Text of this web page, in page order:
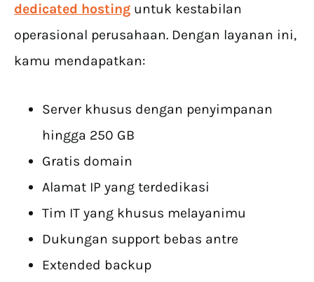
dedicated hosting untuk kestabilan
operasional perusahaan. Dengan layanan ini,
kamu mendapatkan:
Server khusus dengan penyimpanan
hingga 250 GB
Gratis domain
Alamat IP yang terdedikasi
Tim IT yang khusus melayanimu
Dukungan support bebas antre
Extended backup